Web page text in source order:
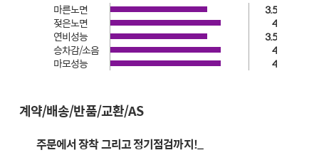
마른노면
3.5
젖은노면
4
연비성능
3.5
승차감/소음
4
마모성능
4
계약/배송/반품/교환/AS
주문에서 장착 그리고 정기점검까지!_